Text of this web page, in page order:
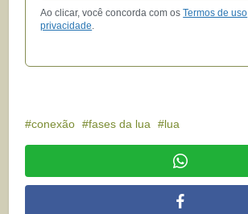
Ao clicar, você concorda com osTermos de uso
privacidade.
conexão fases da lua lua